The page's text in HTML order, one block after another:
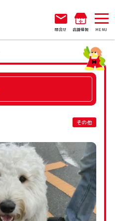
問合せ 店舗情報
その他